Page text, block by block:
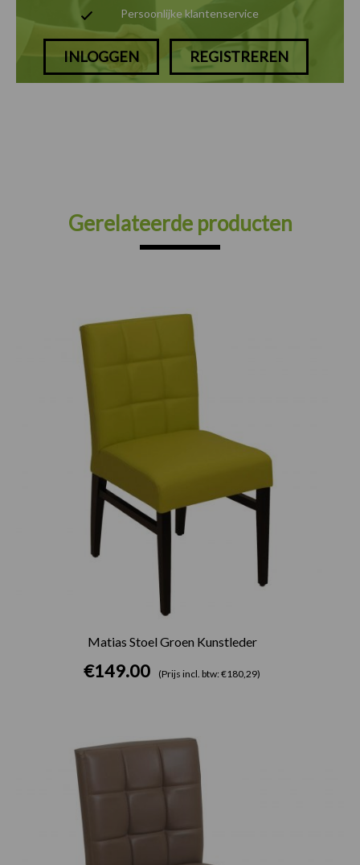
Persoonlijke klantenservice
INLOGGEN REGISTREREN
Gerelateerde producten
Matias Stoel Groen Kunstleder
€149.00 (Prijs incl. btw: €180,29)